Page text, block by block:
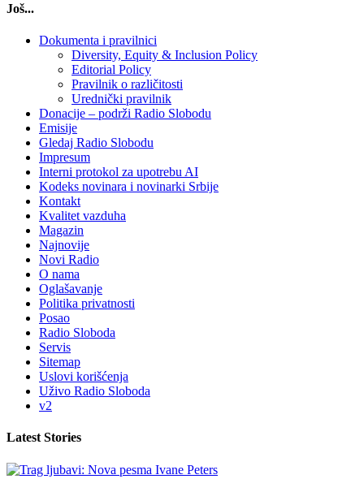
Još...
Dokumenta i pravilnici
Diversity, Equity & Inclusion Policy
Editorial Policy
Pravilnik o različitosti
Urednički pravilnik
Donacije – podrži Radio Slobodu
Emisije
Gledaj Radio Slobodu
Impresum
Interni protokol za upotrebu AI
Kodeks novinara i novinarki Srbije
Kontakt
Kvalitet vazduha
Magazin
Najnovije
Novi Radio
O nama
Oglašavanje
Politika privatnosti
Posao
Radio Sloboda
Servis
Sitemap
Uslovi korišćenja
Uživo Radio Sloboda
v2
Latest Stories